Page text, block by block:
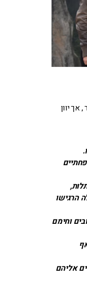
, אך יוון
הרגישו
וחימם
אליהם